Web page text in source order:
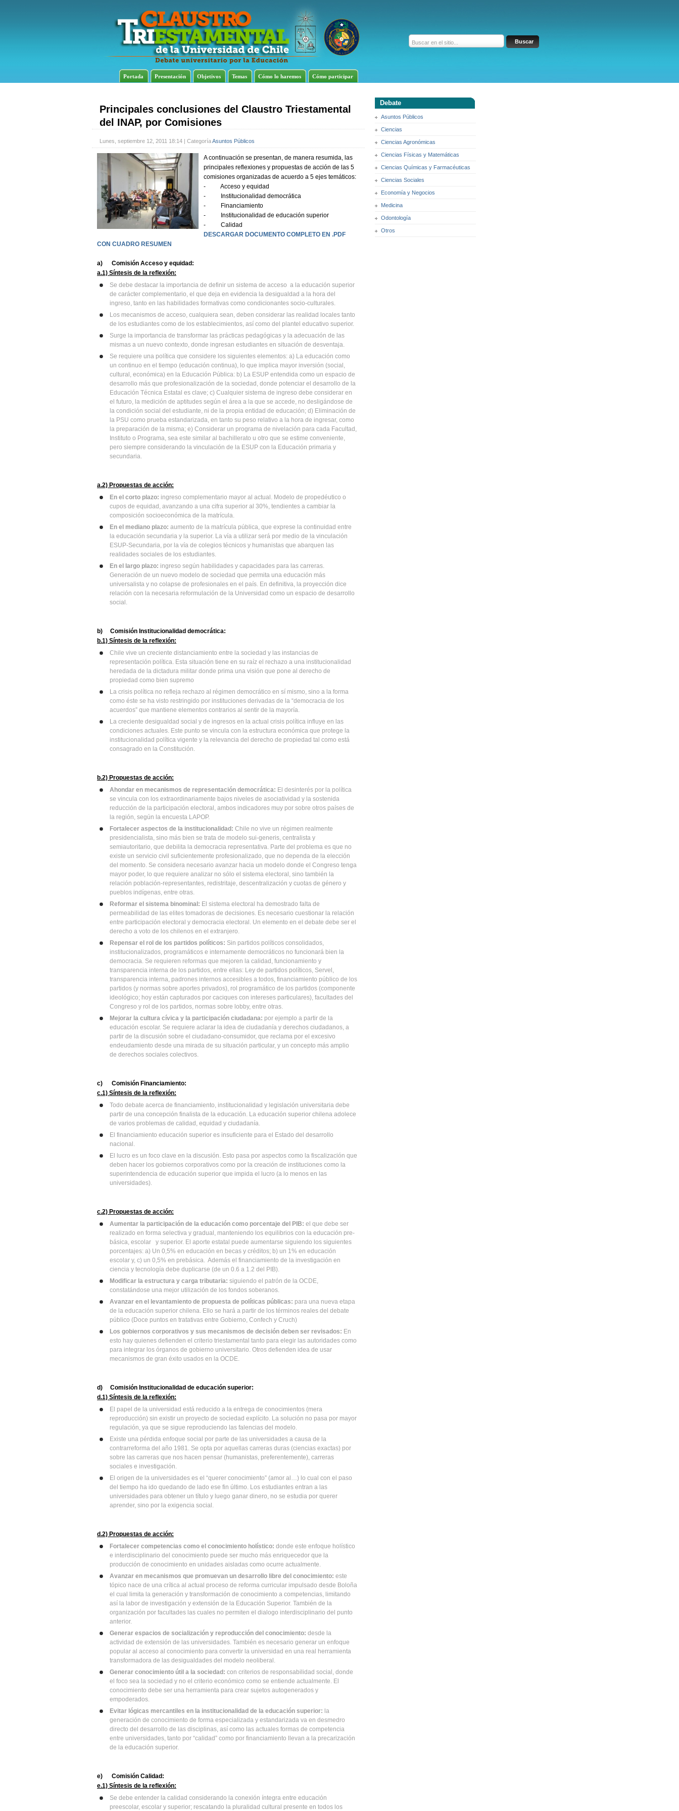
Portada Presentación Objetivos Temas Cómo lo haremos Cómo participar
Principales conclusiones del Claustro Triestamental
del INAP, por Comisiones
Lunes, septiembre 12, 2011 18:14 | CategoríaAsuntos Públicos
A continuación se presentan, de manera resumida, las
principales reflexiones y propuestas de acción de las 5
comisiones organizadas de acuerdo a 5 ejes temáticos:
- Acceso y equidad
- Institucionalidad democrática
- Financiamiento
- Institucionalidad de educación superior
- Calidad
DESCARGAR DOCUMENTO COMPLETO EN .PDF
CON CUADRO RESUMEN
a) Comisión Acceso y equidad:
a.1) Síntesis de la reflexión:
Se debe destacar la importancia de definir un sistema de acceso a la educación superior
de carácter complementario, el que deja en evidencia la desigualdad a la hora del
ingreso, tanto en las habilidades formativas como condicionantes socio-culturales.
Los mecanismos de acceso, cualquiera sean, deben considerar las realidad locales tanto
de los estudiantes como de los establecimientos, así como del plantel educativo superior.
Surge la importancia de transformar las prácticas pedagógicas y la adecuación de las
mismas a un nuevo contexto, donde ingresan estudiantes en situación de desventaja.
Se requiere una política que considere los siguientes elementos: a) La educación como
un continuo en el tiempo (educación continua), lo que implica mayor inversión (social,
cultural, económica) en la Educación Pública: b) La ESUP entendida como un espacio de
desarrollo más que profesionalización de la sociedad, donde potenciar el desarrollo de la
Educación Técnica Estatal es clave; c) Cualquier sistema de ingreso debe considerar en
el futuro, la medición de aptitudes según el área a la que se accede, no desligándose de
la condición social del estudiante, ni de la propia entidad de educación; d) Eliminación de
la PSU como prueba estandarizada, en tanto su peso relativo a la hora de ingresar, como
la preparación de la misma; e) Considerar un programa de nivelación para cada Facultad,
Instituto o Programa, sea este similar al bachillerato u otro que se estime conveniente,
pero siempre considerando la vinculación de la ESUP con la Educación primaria y
secundaria.
a.2) Propuestas de acción:
En el corto plazo: ingreso complementario mayor al actual. Modelo de propedéutico o
cupos de equidad, avanzando a una cifra superior al 30%, tendientes a cambiar la
composición socioeconómica de la matrícula.
En el mediano plazo: aumento de la matrícula pública, que exprese la continuidad entre
la educación secundaria y la superior. La vía a utilizar será por medio de la vinculación
ESUP-Secundaria, por la vía de colegios técnicos y humanistas que abarquen las
realidades sociales de los estudiantes.
En el largo plazo: ingreso según habilidades y capacidades para las carreras.
Generación de un nuevo modelo de sociedad que permita una educación más
universalista y no colapse de profesionales en el país. En definitiva, la proyección dice
relación con la necesaria reformulación de la Universidad como un espacio de desarrollo
social.
b) Comisión Institucionalidad democrática:
b.1) Síntesis de la reflexión:
Chile vive un creciente distanciamiento entre la sociedad y las instancias de
representación política. Esta situación tiene en su raíz el rechazo a una institucionalidad
heredada de la dictadura militar donde prima una visión que pone al derecho de
propiedad como bien supremo
La crisis política no refleja rechazo al régimen democrático en sí mismo, sino a la forma
como éste se ha visto restringido por instituciones derivadas de la “democracia de los
acuerdos” que mantiene elementos contrarios al sentir de la mayoría.
La creciente desigualdad social y de ingresos en la actual crisis política influye en las
condiciones actuales. Este punto se vincula con la estructura económica que protege la
institucionalidad política vigente y la relevancia del derecho de propiedad tal como está
consagrado en la Constitución.
b.2) Propuestas de acción:
Ahondar en mecanismos de representación democrática: El desinterés por la política
se vincula con los extraordinariamente bajos niveles de asociatividad y la sostenida
reducción de la participación electoral, ambos indicadores muy por sobre otros países de
la región, según la encuesta LAPOP.
Fortalecer aspectos de la institucionalidad: Chile no vive un régimen realmente
presidencialista, sino más bien se trata de modelo sui-generis, centralista y
semiautoritario, que debilita la democracia representativa. Parte del problema es que no
existe un servicio civil suficientemente profesionalizado, que no dependa de la elección
del momento. Se considera necesario avanzar hacia un modelo donde el Congreso tenga
mayor poder, lo que requiere analizar no sólo el sistema electoral, sino también la
relación población-representantes, redistritaje, descentralización y cuotas de género y
pueblos indígenas, entre otras.
Reformar el sistema binominal: El sistema electoral ha demostrado falta de
permeabilidad de las elites tomadoras de decisiones. Es necesario cuestionar la relación
entre participación electoral y democracia electoral. Un elemento en el debate debe ser el
derecho a voto de los chilenos en el extranjero.
Repensar el rol de los partidos políticos: Sin partidos políticos consolidados,
institucionalizados, programáticos e internamente democráticos no funcionará bien la
democracia. Se requieren reformas que mejoren la calidad, funcionamiento y
transparencia interna de los partidos, entre ellas: Ley de partidos políticos, Servel,
transparencia interna, padrones internos accesibles a todos, financiamiento público de los
partidos (y normas sobre aportes privados), rol programático de los partidos (componente
ideológico; hoy están capturados por caciques con intereses particulares), facultades del
Congreso y rol de los partidos, normas sobre lobby, entre otras.
Mejorar la cultura cívica y la participación ciudadana: por ejemplo a partir de la
educación escolar. Se requiere aclarar la idea de ciudadanía y derechos ciudadanos, a
partir de la discusión sobre el ciudadano-consumidor, que reclama por el excesivo
endeudamiento desde una mirada de su situación particular, y un concepto más amplio
de derechos sociales colectivos.
c) Comisión Financiamiento:
c.1) Síntesis de la reflexión:
Todo debate acerca de financiamiento, institucionalidad y legislación universitaria debe
partir de una concepción finalista de la educación. La educación superior chilena adolece
de varios problemas de calidad, equidad y ciudadanía.
El financiamiento educación superior es insuficiente para el Estado del desarrollo
nacional.
El lucro es un foco clave en la discusión. Esto pasa por aspectos como la fiscalización que
deben hacer los gobiernos corporativos como por la creación de instituciones como la
superintendencia de educación superior que impida el lucro (a lo menos en las
universidades).
c.2) Propuestas de acción:
Aumentar la participación de la educación como porcentaje del PIB: el que debe ser
realizado en forma selectiva y gradual, manteniendo los equilibrios con la educación pre-
básica, escolar y superior. El aporte estatal puede aumentarse siguiendo los siguientes
porcentajes: a) Un 0,5% en educación en becas y créditos; b) un 1% en educación
escolar y, c) un 0,5% en prebásica. Además el financiamiento de la investigación en
ciencia y tecnología debe duplicarse (de un 0.6 a 1.2 del PIB).
Modificar la estructura y carga tributaria: siguiendo el patrón de la OCDE,
constatándose una mejor utilización de los fondos soberanos.
Avanzar en el levantamiento de propuesta de políticas públicas: para una nueva etapa
de la educación superior chilena. Ello se hará a partir de los términos reales del debate
público (Doce puntos en tratativas entre Gobierno, Confech y Cruch)
Los gobiernos corporativos y sus mecanismos de decisión deben ser revisados: En
esto hay quienes defienden el criterio triestamental tanto para elegir las autoridades como
para integrar los órganos de gobierno universitario. Otros defienden idea de usar
mecanismos de gran éxito usados en la OCDE.
d) Comisión Institucionalidad de educación superior:
d.1) Síntesis de la reflexión:
El papel de la universidad está reducido a la entrega de conocimientos (mera
reproducción) sin existir un proyecto de sociedad explícito. La solución no pasa por mayor
regulación, ya que se sigue reproduciendo las falencias del modelo.
Existe una pérdida enfoque social por parte de las universidades a causa de la
contrarreforma del año 1981. Se opta por aquellas carreras duras (ciencias exactas) por
sobre las carreras que nos hacen pensar (humanistas, preferentemente), carreras
sociales e investigación.
El origen de la universidades es el “querer conocimiento” (amor al…) lo cual con el paso
del tiempo ha ido quedando de lado ese fin último. Los estudiantes entran a las
universidades para obtener un título y luego ganar dinero, no se estudia por querer
aprender, sino por la exigencia social.
d.2) Propuestas de acción:
Fortalecer competencias como el conocimiento holístico: donde este enfoque holístico
e interdisciplinario del conocimiento puede ser mucho más enriquecedor que la
producción de conocimiento en unidades aisladas como ocurre actualmente.
Avanzar en mecanismos que promuevan un desarrollo libre del conocimiento: este
tópico nace de una crítica al actual proceso de reforma curricular impulsado desde Boloña
el cual limita la generación y transformación de conocimiento a competencias, limitando
así la labor de investigación y extensión de la Educación Superior. También de la
organización por facultades las cuales no permiten el dialogo interdisciplinario del punto
anterior.
Generar espacios de socialización y reproducción del conocimiento: desde la
actividad de extensión de las universidades. También es necesario generar un enfoque
popular al acceso al conocimiento para convertir la universidad en una real herramienta
transformadora de las desigualdades del modelo neoliberal.
Generar conocimiento útil a la sociedad: con criterios de responsabilidad social, donde
el foco sea la sociedad y no el criterio económico como se entiende actualmente. El
conocimiento debe ser una herramienta para crear sujetos autogenerados y
empoderados.
Evitar lógicas mercantiles en la institucionalidad de la educación superior: la
generación de conocimiento de forma especializada y estandarizada va en desmedro
directo del desarrollo de las disciplinas, así como las actuales formas de competencia
entre universidades, tanto por “calidad” como por financiamiento llevan a la precarización
de la educación superior.
e) Comisión Calidad:
e.1) Síntesis de la reflexión:
Se debe entender la calidad considerando la conexión íntegra entre educación
preescolar, escolar y superior; rescatando la pluralidad cultural presente en todos los
Debate
Asuntos Públicos
Ciencias
Ciencias Agronómicas
Ciencias Físicas y Matemáticas
Ciencias Químicas y Farmacéuticas
Ciencias Sociales
Economía y Negocios
Medicina
Odontología
Otros